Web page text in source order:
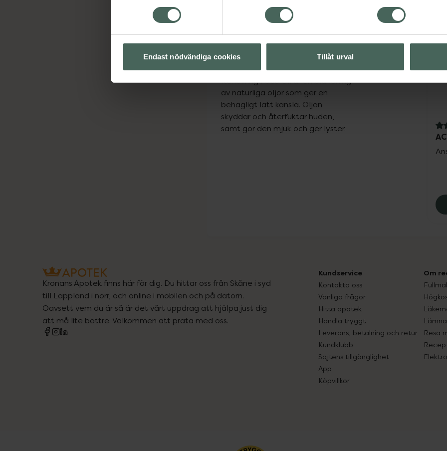
Endast nödvändiga cookies Tillåt urval
*Essentiella fettsyror är fettsyror som människan behöver
ACO Renewing Face
Oil
Renewing Face Oil är en blandning
av naturliga oljor som ger en
behagligt lätt känsla. Oljan
skyddar och återfuktar huden,
samt gör den mjuk och ger lyster.
Kronans Apotek finns här för dig. Du hittar oss från Skåne i syd
till Lappland i norr, och online i mobilen och på datorn.
Oavsett vem du är så är det vårt uppdrag att hjälpa just dig
att må lite bättre. Välkommen att prata med oss.
Kundservice
Kontakta oss
Vanliga frågor
Hitta apotek
Handla tryggt
Leverans, betalning och retur
Kundklubb
Sajtens tillgänglighet
App
Köpvillkor
Om
Resa